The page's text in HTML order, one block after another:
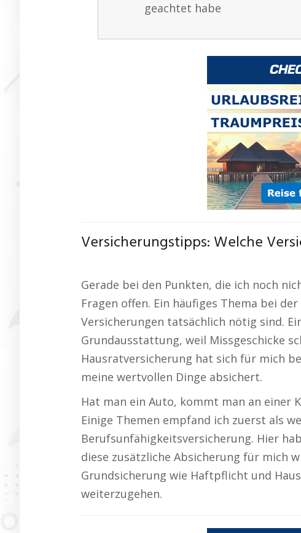
geachtet habe
Versicherungstipps: Welche
Gerade bei den Punkten, die ich noch
Fragen offen. Ein häufiges Thema bei
Versicherungen tatsächlich nötig sind.
Grundausstattung, weil Missgeschicke
Hausratversicherung hat sich für mich
meine wertvollen Dinge absichert.
Hat man ein Auto, kommt man an einer
Einige Themen empfand ich zuerst als
Berufsunfähigkeitsversicherung. Hier
diese zusätzliche Absicherung für mich
Grundsicherung wie Haftpflicht und
weiterzugehen.